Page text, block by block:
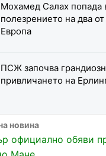
Мохамед Салах попада
полезрението на два
Европа
ПСЖ започва
привличането на
официално обяви